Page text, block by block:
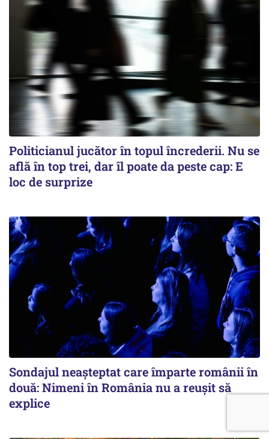
Politicianul jucător în topul încrederii. Nu se
află în top trei, dar îl poate da peste cap: E
loc de surprize
Sondajul neașteptat care împarte românii în
două: Nimeni în România nu a reușit să
explice